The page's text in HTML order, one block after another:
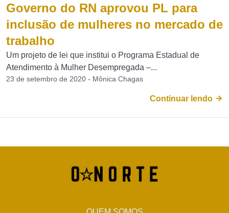
Governo do RN aprovou PL para
inclusão de mulheres no mercado de
trabalho
Um projeto de lei que institui o Programa Estadual de
Atendimento à Mulher Desempregada –...
23 de setembro de 2020 - Mônica Chagas
Continuar lendo